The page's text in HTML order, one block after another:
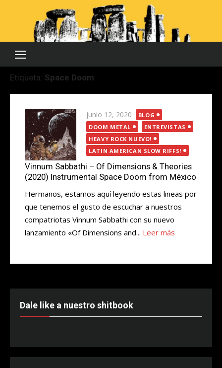
Etiqueta: Space Doom
Publicada
el
junio 12, 2020
BLOG
DOOM METAL
ENTREVISTAS
HEAVY ROCK NUEVO!
LATIN AMERICAN SLOW RIFFS!
Vinnum Sabbathi – Of Dimensions & Theories
(2020) Instrumental Space Doom from México
Hermanos, estamos aquí leyendo estas lineas por
que tenemos el gusto de escuchar a nuestros
compatriotas Vinnum Sabbathi con su nuevo
lanzamiento «Of Dimensions and... Leer más
Dale like a nuestro shitbook